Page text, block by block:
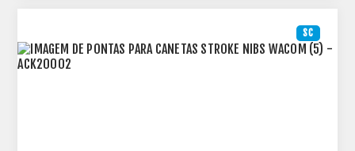
SC